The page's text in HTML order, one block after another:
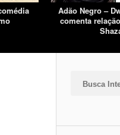
Adão Negro –
comenta